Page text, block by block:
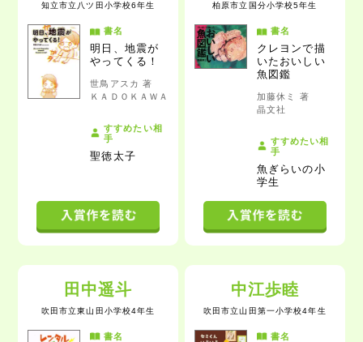
知立市立八ツ田小学校6年生
書名
明日、地震が
やってくる！
世鳥アスカ 著
ＫＡＤＯＫＡＷＡ
すすめたい相
手
聖徳太子
柏原市立国分小学校5年生
書名
クレヨンで描
いたおいしい
魚図鑑
加藤休ミ 著
晶文社
すすめたい相
手
魚ぎらいの小
学生
田中遥斗
吹田市立東山田小学校4年生
書名
中江歩睦
吹田市立山田第一小学校4年生
書名